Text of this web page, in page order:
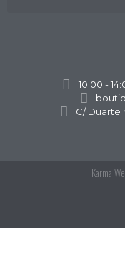
10:00 -
C/ Duarte
Karma